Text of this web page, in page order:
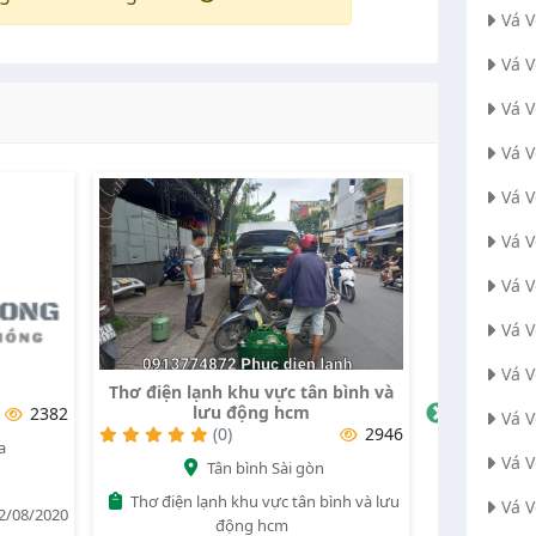
2382
08/2020
Thơ điện lạnh khu vực tân bình và
lưu động hcm
(0)
2946
Tân bình Sài gòn
động hcm
Vá
Vá
Vá
Vá
Vá
Vá
Vá
Vá
Vá
Vá
Vá
Vá